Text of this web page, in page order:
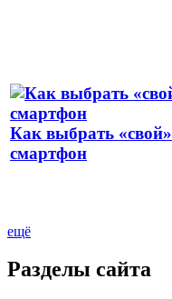
Как выбрать «свой»
смартфон
ещё
Разделы сайта